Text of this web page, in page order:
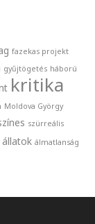
fazekas projekt
gyűjtögetés háború
kritika
Moldova György
szürreális
állatok álmatlanság